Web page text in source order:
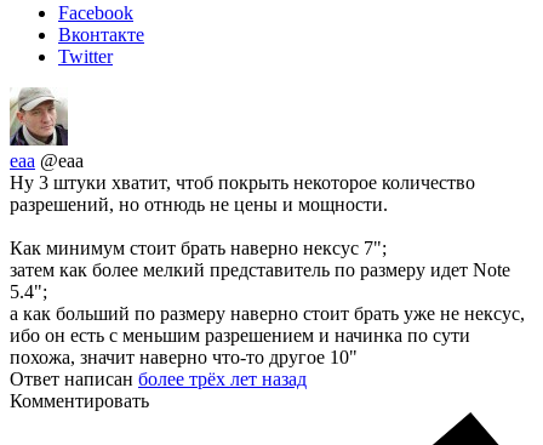
Facebook
Вконтакте
Twitter
eaa @eaa
Ну 3 штуки хватит, чтоб покрыть некоторое количество
разрешений, но отнюдь не цены и мощности.
Как минимум стоит брать наверно нексус 7";
затем как более мелкий представитель по размеру идет Note
5.4";
а как больший по размеру наверно стоит брать уже не нексус,
ибо он есть с меньшим разрешением и начинка по сути
похожа, значит наверно что-то другое 10"
Ответ написан более трёх лет назад
Комментировать